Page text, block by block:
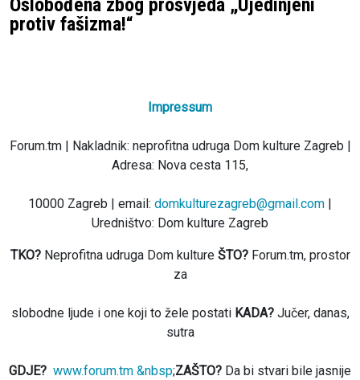
Oslobođena zbog prosvjeda „Ujedinjeni
protiv fašizma!“
Impressum
Forum.tm | Nakladnik: neprofitna udruga Dom kulture Zagreb |
Adresa: Nova cesta 115,
10000 Zagreb | email: domkulturezagreb@gmail.com
Uredništvo: Dom kulture Zagreb
TKO?Neprofitna udruga Dom kulture ŠTO?Forum.tm, prostor
za
slobodne ljude i one koji to žele postati KADA?Jučer, danas,
sutra
GDJE? www.forum.tm &nbsp;ZAŠTO? Da bi stvari bile jasnije